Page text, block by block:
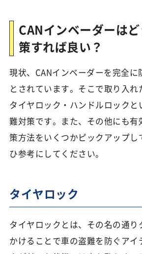
CANインベーダーは
策すれば良い？
現状、CANインベーダーを完全に
とされています。そこで取り入れ
タイヤロック・ハンドルロックと
難対策です。また、その他にも有
策方法をいくつかピックアップし
ひ参考にしてください。
タイヤロック
タイヤロックとは、その名の通り
かけることで車の盗難を防ぐアイ